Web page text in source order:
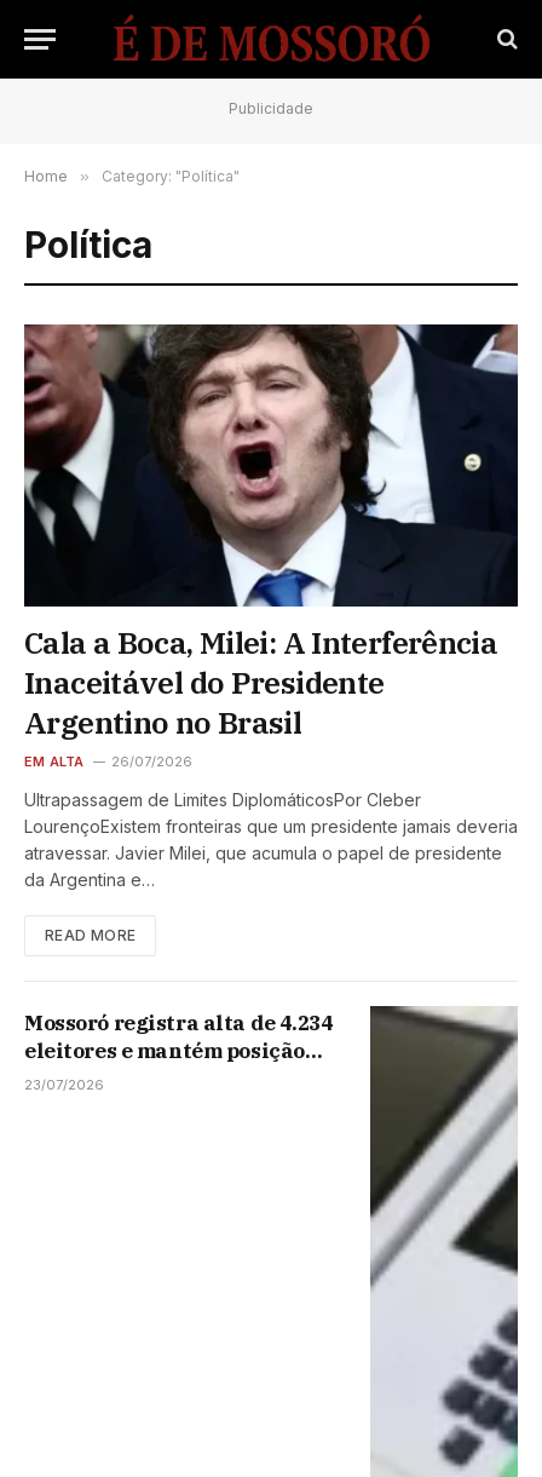
Publicidade
Home » Category: "Política"
Política
Cala a Boca, Milei: A Interferência
Inaceitável do Presidente
Argentino no Brasil
EM ALTA 26/07/2026
Ultrapassagem de Limites DiplomáticosPor Cleber
LourençoExistem fronteiras que um presidente jamais deveria
atravessar. Javier Milei, que acumula o papel de presidente
da Argentina e…
READ MORE
Mossoró registra alta de 4.234
eleitores e mantém posição
como segundo maior colégio
23/07/2026